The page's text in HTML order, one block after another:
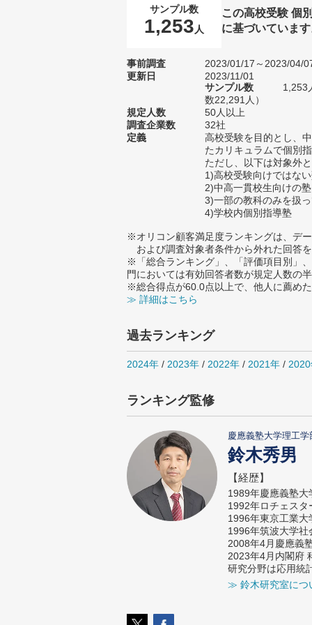
サンプル数
1,253 人
この高校受験 個
に基づいていま
事前調査
2023/01/17～2023/04/
更新日
2023/11/01
サンプル数
1,253
数22,291人）
規定人数
50人以上
調査企業数
32社
定義
高校受験を目的とし、
たカリキュラムで個別
ただし、以下は対象外
1)高校受験向けではな
2)中高一貫校生向けの塾
3)一部の教科のみを扱
4)学校内個別指導塾
※オリコン顧客満足度ランキングは、デ
および調査対象者条件から外れた回答
※「総合ランキング」、「評価項目別」
門においては有効回答者数が規定人数の
※総合得点が60.0点以上で、他人に薦め
≫ 詳細はこちら
過去ランキング
2024年 / 2023年 / 2022年 / 2021年 /
ランキング監修
慶應義塾大学理工
鈴木秀男
【経歴】
1989年慶應義塾
1992年ロチェス
1996年東京工業
1996年筑波大学
2008年4月慶應義
2023年4月内閣府
研究分野は応用統
≫ 鈴木研究室につ